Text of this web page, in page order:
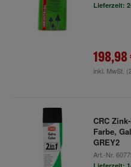
Lieferzeit:
198,98
inkl. MwSt.
CRC
Farbe,
GREY2
Art.-Nr.